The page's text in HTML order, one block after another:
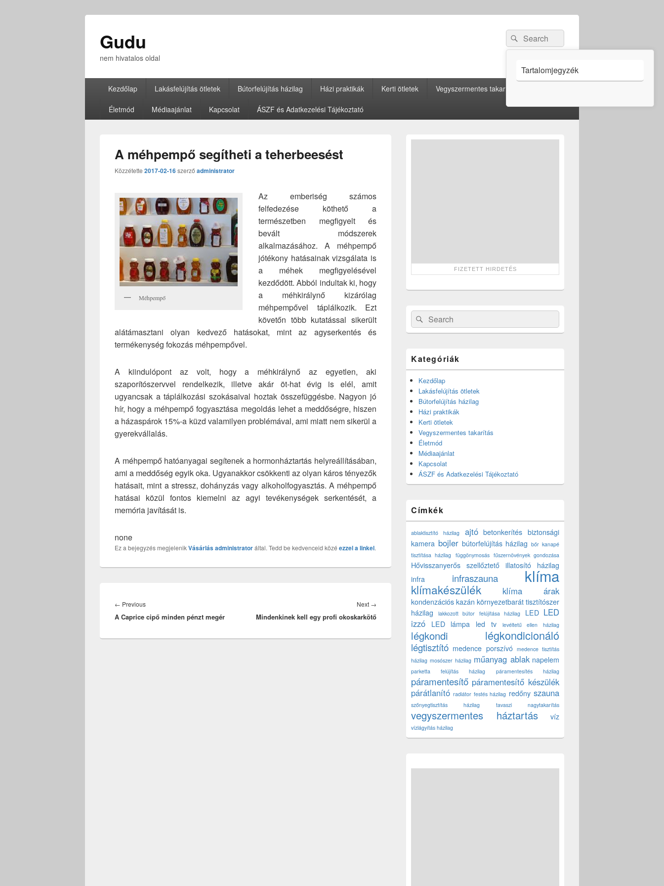
Gudu
nem hivatalos oldal
Search
for:
Search
Kezdőlap Lakásfelújítás ötletek Bútorfelújítás házilag Házi praktikák Kerti ötletek Vegyszermentes takarítás
Életmód Médiaajánlat Kapcsolat ÁSZF és Adatkezelési Tájékoztató
A méhpempő segítheti a teherbeesést
Közzétette 2017-02-16szerző administrator
Méhpempő
Az emberiség számos
felfedezése köthető a
természetben megfigyelt és
bevált módszerek
alkalmazásához. A méhpempő
jótékony hatásainak vizsgálata is
a méhek megfigyelésével
kezdődött. Abból indultak ki, hogy
a méhkirálynő kizárólag
méhpempővel táplálkozik. Ezt
követőn több kutatással sikerült
alátámasztani olyan kedvező hatásokat, mint az agyserkentés és
termékenység fokozás méhpempővel.
A kiindulópont az volt, hogy a méhkirálynő az egyetlen, aki
szaporítószervvel rendelkezik, illetve akár öt-hat évig is elél, amit
ugyancsak a táplálkozási szokásaival hoztak összefüggésbe. Nagyon jó
hír, hogy a méhpempő fogyasztása megoldás lehet a meddőségre, hiszen
a házaspárok 15%-a küzd valamilyen problémával, ami miatt nem sikerül a
gyerekvállalás.
A méhpempő hatóanyagai segítenek a hormonháztartás helyreállításában,
ami a meddőség egyik oka. Ugyanakkor csökkenti az olyan káros tényezők
hatásait, mint a stressz, dohányzás vagy alkoholfogyasztás. A méhpempő
hatásai közül fontos kiemelni az agyi tevékenységek serkentését, a
memória javítását is.
none
Ez a bejegyzés megjelenikVásárlásadministratoráltal. Tedd be kedvenceid közé ezzel a linkel.
navigáció
← PreviousPrevious
post:
A Caprice cipő minden pénzt megér
Next →
post:
Mindenkinek kell egy profi okoskarkötő
Primary
Search
for:
Search
Kategóriák
Kezdőlap
Lakásfelújítás ötletek
Bútorfelújítás házilag
Házi praktikák
Kerti ötletek
Vegyszermentes takarítás
Életmód
Médiaajánlat
Kapcsolat
ÁSZF és Adatkezelési Tájékoztató
Címkék
ablaktisztító házilag ajtó betonkerítés biztonsági
kamera bojler bútorfelújítás házilag bőr kanapé
tisztítása házilag függönymosás fűszernövények gondozása
Hővisszanyerős szellőztető illatosító házilag
infra
infraszauna klíma
klímakészülék klíma árak
kondenzációs kazán környezetbarát tisztítószer
házilag
lakkozott bútor felújítása házilag LED LED
izzó
LED lámpa led tv levéltetű ellen házilag
légkondi légkondicionáló
légtisztító medence porszívó medence tisztítás
házilag mosószer házilag műanyag ablak napelem
parketta felújítás házilag páramentesítés házilag
páramentesítő páramentesítő készülék
párátlanító radiátor festés házilag redőny szauna
szőnyegtisztítás házilag tavaszi nagytakarítás
vegyszermentes háztartás víz
vízlágyítás házilag
Tartalomjegyzék